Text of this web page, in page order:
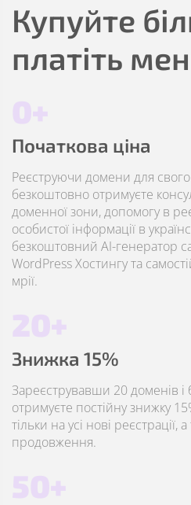
Купуйте
платіть
0+
Початкова ціна
Реєструючи домени для
безкоштовно отримуєте
доменної зони, допомогу в
особистої інформації в
безкоштовний AI-генератор
WordPress Хостингу та
мрії.
20+
Знижка 15%
Зареєструвавши 20 доменів
отримуєте постійну знижку
тільки на усі нові
продовження.
50+